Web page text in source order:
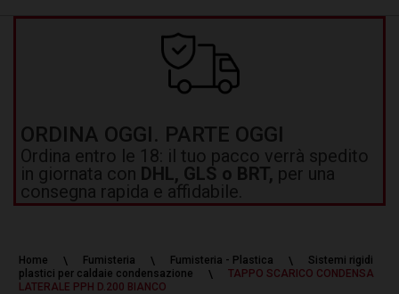
ORDINA OGGI. PARTE OGGI
Ordina entro le 18: il tuo pacco verrà spedito
in giornata con DHL, GLS o BRT, per una
consegna rapida e affidabile.
Home Fumisteria Fumisteria - Plastica
Sistemi rigidi
plastici per caldaie condensazione
TAPPO SCARICO CONDENSA
LATERALE PPH D.200 BIANCO